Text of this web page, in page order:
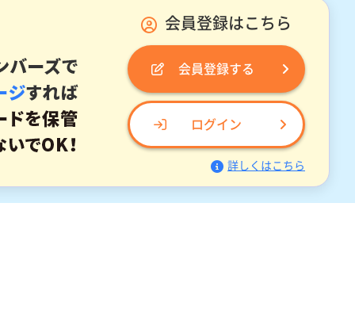
会員登録はこちら
会員登録する
ログイン
詳しくはこちら